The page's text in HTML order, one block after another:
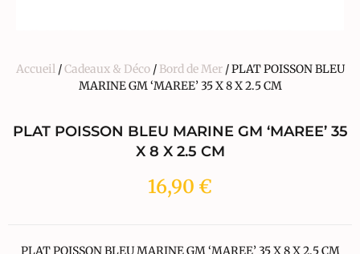
Accueil/Cadeaux & Déco/ Bord de Mer/ PLAT POISSON BLEU
MARINE GM ‘MAREE’ 35 X 8 X 2.5 CM
PLAT POISSON BLEU MARINE GM ‘MAREE’ 35
X 8 X 2.5 CM
16,90 €
PLAT POISSON BLEU MARINE GM ‘MAREE’ 35 X 8 X 2.5 CM